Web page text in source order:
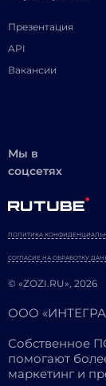
Презентация
API
Вакансии
Мы в
соцсетях
© «ZOZI.RU», 2026
ПОЛИТИКА
СОГЛАСИЕ НА ОБРАБОТКУ
ООО «ИНТЕГРА
Собственное
помогают
маркетинг и